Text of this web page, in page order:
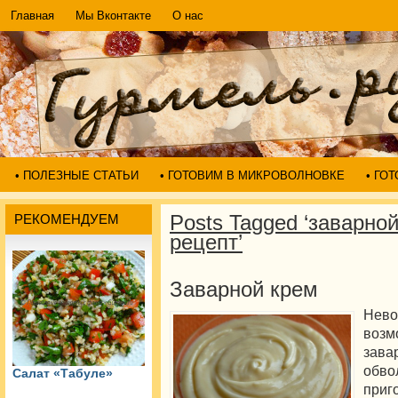
Главная Мы Вконтакте О нас
• ПОЛЕЗНЫЕ СТАТЬИ • ГОТОВИМ В МИКРОВОЛНОВКЕ •
РЕКОМЕНДУЕМ
Салат «Табуле»
Posts Tagged
рецепт’
Заварной крем